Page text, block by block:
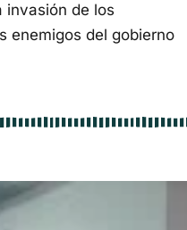
invasión de los
enemigos del gobierno